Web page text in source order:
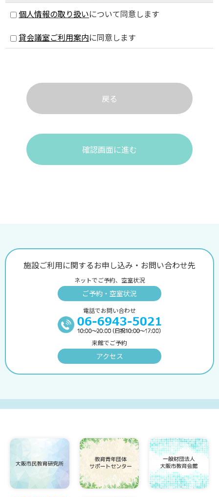
個人情報の取り扱いについて同意します
貸会議室ご利用案内に同意します
戻る
確認画面に進む
施設ご利用に関するお申し込み・お問い合わせ先
ネットでご予約、空室状況
ご予約・空室状況
電話でお問い合わせ
来館でご予約
アクセス